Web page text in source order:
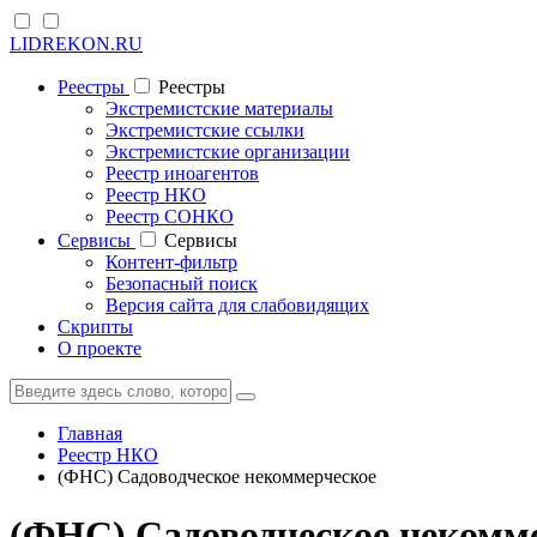
LIDREKON.RU
Реестры
Реестры
Экстремистские материалы
Экстремистские ссылки
Экстремистские организации
Реестр иноагентов
Реестр НКО
Реестр СОНКО
Cервисы
Cервисы
Контент-фильтр
Безопасный поиск
Версия сайта для слабовидящих
Скрипты
О проекте
Главная
Реестр НКО
(ФНС) Садоводческое некоммерческое